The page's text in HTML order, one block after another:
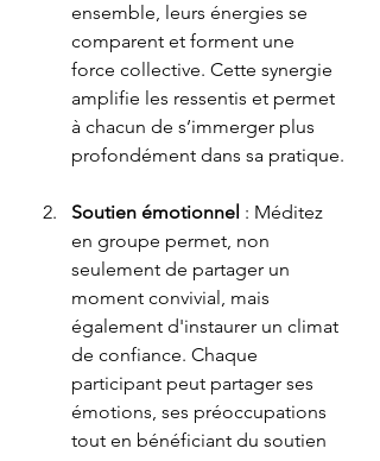
ensemble, leurs énergies se
comparent et forment une
force collective. Cette synergie
amplifie les ressentis et permet
à chacun de s’immerger plus
profondément dans sa pratique.
Soutien émotionnel : Méditez
en groupe permet, non
seulement de partager un
moment convivial, mais
également d'instaurer un climat
de confiance. Chaque
participant peut partager ses
émotions, ses préoccupations
tout en bénéficiant du soutien